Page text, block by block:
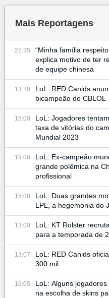
Mais Reportagens
22:35
“Minha família
explica motivo de ter
de equipe chinesa
13:20
LoL: RED Canids
bicampeão do CBLOL
15:00
LoL: Jogadores
taxa de vitórias do
Mundial 2023
19:00
LoL: Ex-campeão
grande polêmica na
profissional
15:00
LoL: Duas grandes
LPL, a hegemonia do
13:00
LoL: KT Rolster
para a temporada de
13:07
LoL: RED Canids
300 mil
16:05
LoL: Alguns
na escolha de skins